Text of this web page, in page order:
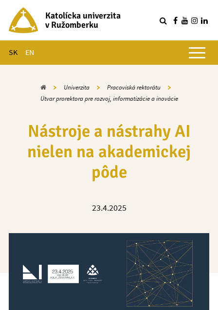
Katolícka univerzita
v Ružomberku
SK EN
Hlavné menu
Domov Univerzita
Pracoviská rektorátu
Útvar prorektora pre rozvoj, informatizácie a inovácie
Nástroje a nástrahy AI
nielen na akademickej
pôde
23.4.2025